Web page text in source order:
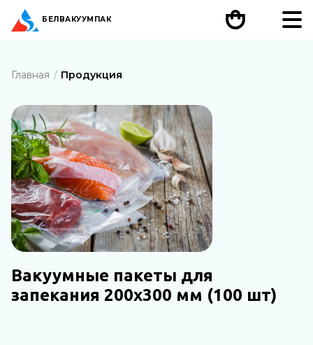
БЕЛВАКУУМПАК
Главная Продукция
Вакуумные пакеты для
запекания 200х300 мм (100 шт)